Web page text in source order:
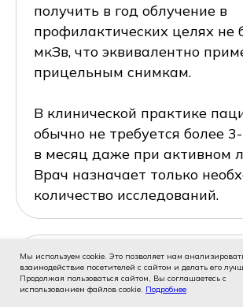
Услуги Цены Записаться
получить в год облучение в
профилактических целях не
мкЗв, что эквивалентно
прицельным снимкам.
В клинической практике
обычно не требуется более
в месяц даже при активном
Врач назначает только
количество исследований.
Вопрос
Плюсы и минусы методики
Мы используем cookie. Это позволяет нам
взаимодействие посетителей с сайтом и делать его
Продолжая пользоваться сайтом, Вы соглашаетесь с
использованием файлов cookie. Подробнее